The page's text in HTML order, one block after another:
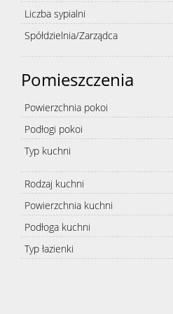
Liczba sypialni
Spółdzielnia/Zarządca
Pomieszczenia
Powierzchnia pokoi
Podłogi pokoi
Typ kuchni
Rodzaj kuchni
Powierzchnia kuchni
Podłoga kuchni
Typ łazienki